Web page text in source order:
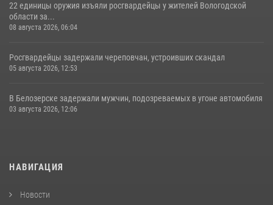
22 единицы оружия изъяли росгвардейцы у жителей Вологодской
области за...
08 августа 2026, 06:04
Росгвардейцы задержали череповчан, устроивших скандал
05 августа 2026, 12:53
В Белозерске задержали мужчин, подозреваемых в угоне автомобиля
03 августа 2026, 12:06
НАВИГАЦИЯ
Новости